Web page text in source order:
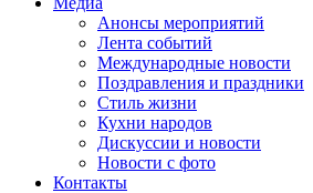
Анонсы мероприятий
Лента событий
Международные новости
Поздравления и праздники
Cтиль жизни
Кухни народов
Дискуссии и новости
Новости с фото
Контакты